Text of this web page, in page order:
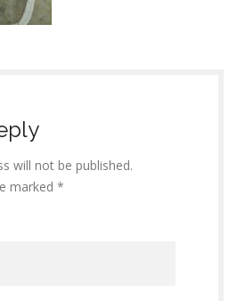
will not be published.
marked *